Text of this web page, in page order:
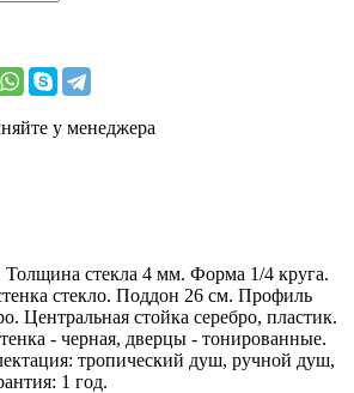
у менеджера
стекла 4 мм. Форма 1/4 круга.
стекло. Поддон 26 см. Профиль
Центральная стойка серебро, пластик.
- черная, дверцы - тонированные.
тропический душ, ручной душ,
1 год.